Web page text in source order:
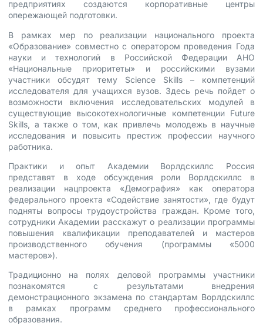
предприятиях создаются корпоративные центры
опережающей подготовки.
В рамках мер по реализации национального проекта
«Образование» совместно с оператором проведения Года
науки и технологий в Российской Федерации АНО
«Национальные приоритеты» и российскими вузами
участники обсудят тему Science Skills – компетенций
исследователя для учащихся вузов. Здесь речь пойдет о
возможности включения исследовательских модулей в
существующие высокотехнологичные компетенции Future
Skills, а также о том, как привлечь молодежь в научные
исследования и повысить престиж профессии научного
работника.
Практики и опыт Академии Ворлдскиллс Россия
представят в ходе обсуждения роли Ворлдскиллс в
реализации нацпроекта «Демография» как оператора
федерального проекта «Содействие занятости», где будут
подняты вопросы трудоустройства граждан. Кроме того,
сотрудники Академии расскажут о реализации программы
повышения квалификации преподавателей и мастеров
производственного обучения (программы «5000
мастеров»).
Традиционно на полях деловой программы участники
познакомятся с результатами внедрения
демонстрационного экзамена по стандартам Ворлдскиллс
в рамках программ среднего профессионального
образования.